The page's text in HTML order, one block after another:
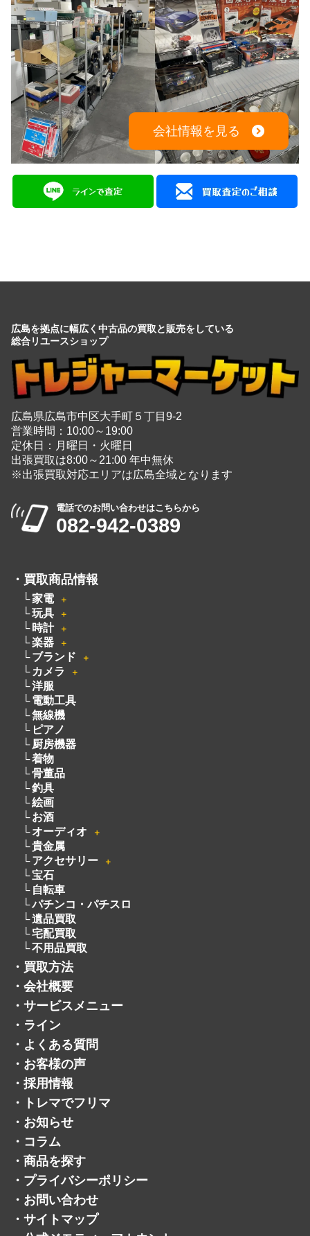
会社情報を見る
広島を拠点に幅広く中古品の買取と販売をしている
総合リユースショップ
広島県広島市中区大手町５丁目9-2
営業時間：10:00～19:00
定休日：月曜日・火曜日
出張買取は8:00～21:00 年中無休
※出張買取対応エリアは広島全域となります
電話でのお問い合わせはこちらから
082-942-0389
・ 買取商品情報
家電 ＋
玩具 ＋
時計 ＋
楽器 ＋
ブランド ＋
カメラ ＋
洋服
電動工具
無線機
ピアノ
厨房機器
着物
骨董品
釣具
絵画
お酒
オーディオ
＋
貴金属
アクセサリー
＋
宝石
自転車
パチンコ・パチスロ
遺品買取
宅配買取
不用品買取
・ 買取方法
・ 会社概要
・ サービスメニュー
・ ライン
・ よくある質問
・ お客様の声
・ 採用情報
・
トレマでフリマ
・ お知らせ
・ コラム
・ 商品を探す
・ プライバシーポリシー
・ お問い合わせ
・ サイトマップ